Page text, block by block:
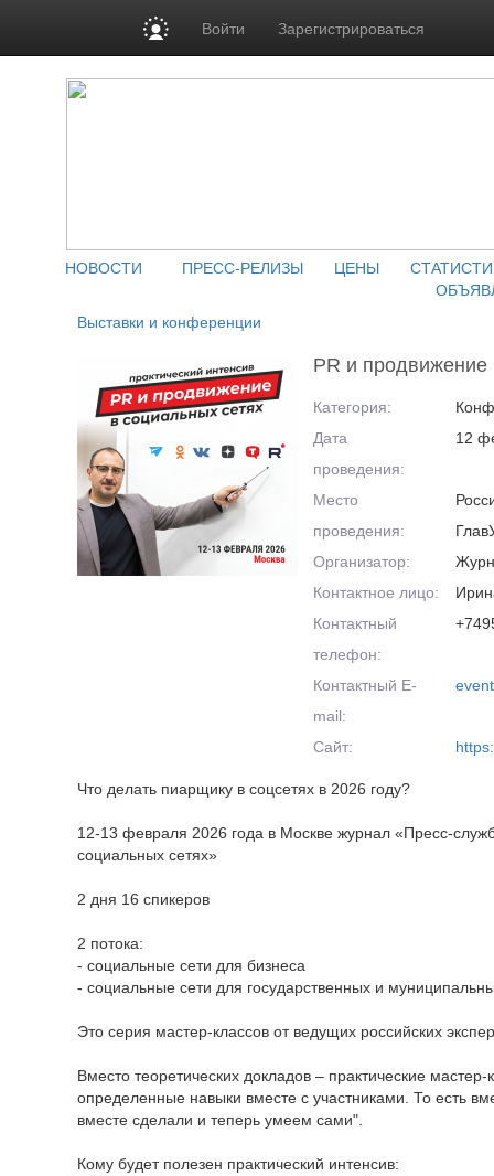
Войти Зарегистрироваться
НОВОСТИ ПРЕСС-РЕЛИЗЫ ЦЕНЫ
Выставки и конференции
PR и продвижение
Категория:
Дата
проведения:
12
Место
проведения:
Организатор:
Контактное лицо:
Контактный
телефон:
Контактный E-
mail:
Сайт:
Что делать пиарщику в соцсетях в 2026 году?
12-13 февраля 2026 года в Москве журнал «Пресс-
социальных сетях»
2 дня 16 спикеров
2 потока:
- социальные сети для бизнеса
- социальные сети для государственных и
Это серия мастер-классов от ведущих российских
Вместо теоретических докладов – практические
определенные навыки вместе с участниками. То есть
вместе сделали и теперь умеем сами".
Кому будет полезен практический интенсив: